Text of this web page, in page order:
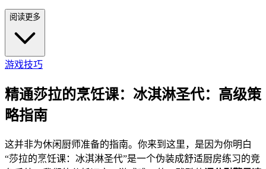
阅读更多
游戏技巧
精通莎拉的烹饪课：冰淇淋圣代：高级策
略指南
这并非为休闲厨师准备的指南。你来到这里，是因为你明白
“莎拉的烹饪课：冰淇淋圣代”是一个伪装成舒适厨房练习的竞